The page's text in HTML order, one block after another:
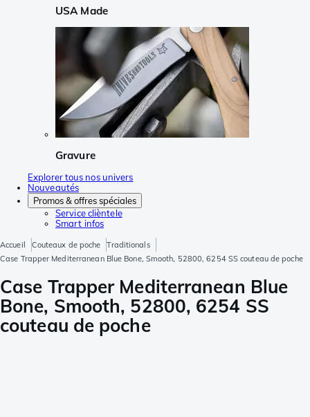
USA Made
Gravure
Explorer tous nos univers
Nouveautés
Promos & offres spéciales
Service clièntele
Smart infos
Accueil Couteaux de poche
Traditionals
Case Trapper Mediterranean Blue Bone, Smooth, 52800, 6254 SS couteau de poche
Case Trapper Mediterranean Blue
Bone, Smooth, 52800, 6254 SS
couteau de poche